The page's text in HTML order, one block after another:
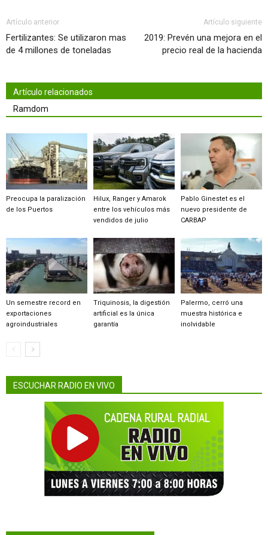
Artículo anterior
Fertilizantes: Se utilizaron mas
de 4 millones de toneladas
Artículo siguiente
2019: Prevén una mejora en el
precio real de la hacienda
Artículo relacionados
Ramdom
Preocupa la paralización
de los Puertos
Hilux, Ranger y Amarok
entre los vehículos más
vendidos de julio
Pablo Ginestet es el
nuevo presidente de
CARBAP
Un semestre record en
exportaciones
agroindustriales
Triquinosis, la digestión
artificial es la única
garantía
Palermo, cerró una
muestra histórica e
inolvidable
ESCUCHAR RADIO EN VIVO